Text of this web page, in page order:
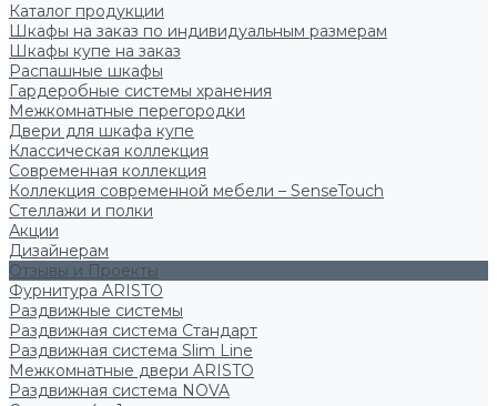
Каталог продукции
Шкафы на заказ по индивидуальным размерам
Шкафы купе на заказ
Распашные шкафы
Гардеробные системы хранения
Межкомнатные перегородки
Двери для шкафа купе
Классическая коллекция
Современная коллекция
Коллекция современной мебели – SenseTouch
Стеллажи и полки
Акции
Дизайнерам
Отзывы и Проекты
Фурнитура ARISTO
Раздвижные системы
Раздвижная система Стандарт
Раздвижная система Slim Line
Межкомнатные двери ARISTO
Раздвижная система NOVA